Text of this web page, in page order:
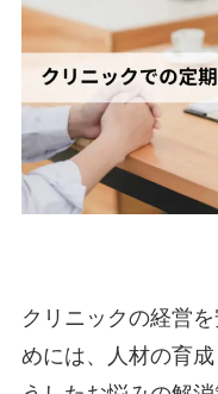
クリニックの経営
めには、人材の育